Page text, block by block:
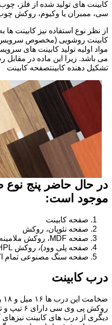
کابینت های تولید شده از فلز،
سی، ممبران یا وکیوم، روکش
از نظر نوع استفاده نیز کابینت ها
کابینت روشویی (مخصوص سرویس
مواد اولیه تولید کابینت های
می باشد. زیرا این ماده در
تشکیل دهنده کابینتصفحه کابینت
در حال حاضر پنج نوع
موجود است:
صفحه کابینت
صفحه نئوپان، روکش
صفحه MDF، روکش ملامینه
صفحه پلی وود)، روکش HPL
صفحه سنگ مصنوعی تمام
درب کابینت
روکش پی
دیگری از درب های کابینت